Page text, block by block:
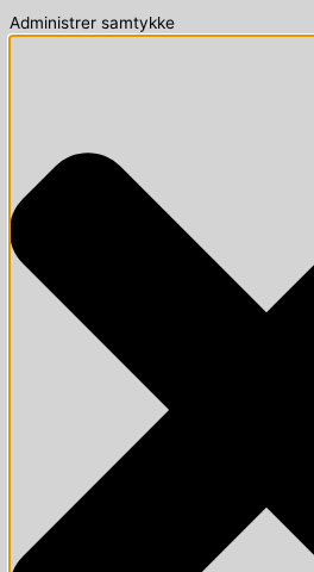
Administrer samtykke